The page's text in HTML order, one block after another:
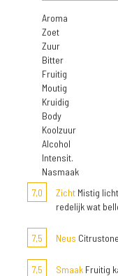
Aroma
Zoet
Zuur
Bitter
Fruitig
Moutig
Kruidig
Body
Koolzuur
Alcohol
Intensit.
Nasmaak
7,0
Zicht Mistig
redelijk wat
7,5 Neus
7,5 Smaak Fruitig